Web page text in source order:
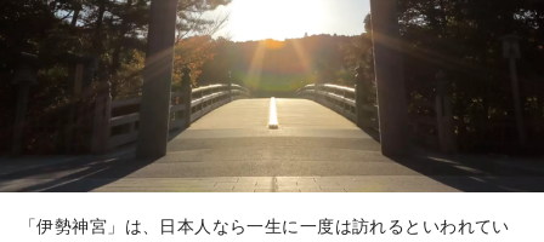
「伊勢神宮」は、日本人なら一生に一度は訪れるといわれてい